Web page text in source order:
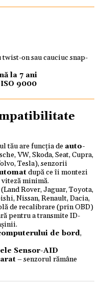
on sau cauciuc snap-
la 7 ani
ISO 9000
tău are funcția de auto-
VW, Skoda, Seat, Cupra,
Tesla), senzorii
după ce îi montezi
minimă.
Rover, Jaguar, Toyota,
Nissan, Renault, Dacia,
de recalibrare (prin OBD)
pentru a transmite ID-
de bord,
Sensor-AID
– senzorul rămâne